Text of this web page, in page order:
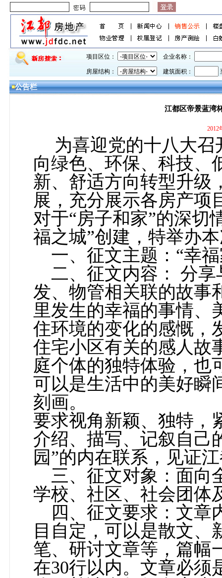
项目区位： 企业名称：
房屋结构： 建筑面积：
公告栏
江都区帝景蓝湾
2012
为喜迎党的十八大
向绿色、环保、科技、
新、舒适方向转型升级
展，充分展示各房产项
对于“房子和家”的深切
福之城”创建，特举办
一、征文主题：“幸
二、征文内容： 分
发、物管相关联的故事
里发生的幸福的事情、
住环境的变化的感慨，
住宅小区有关的感人故
庭个体的独特体验，也
可以是生活中的美好瞬
刻画。
要求视角新颖、独特，
介绍、描写、记叙自己
园”的内在联系，见证
三、征文对象：面向
学校、社区、社会团体
四、征文要求：文章
目自定，可以是散文、
笔、研讨文章等，篇幅
在30行以内。文章必须